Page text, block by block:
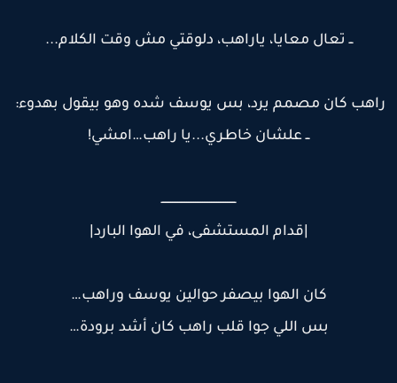
ــ تعال معايا، ياراهب، دلوقتي مش وقت الكلام...
كان مصمم يرد، بس يوسف شده وهو بيقول بهدوء:
ــ علشان خاطري...يا راهب…امشي!
ــــــــــــــــــــــــــــــــــــــــــ
|قدام المستشفى، في الهوا البارد|
كان الهوا بيصفر حوالين يوسف وراهب…
بس اللي جوا قلب راهب كان أشد برودة…